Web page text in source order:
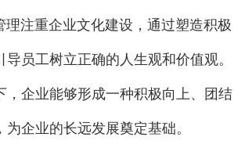
理注重企业文化建设，通过塑造积极
员工树立正确的人生观和价值观。
，企业能够形成一种积极向上、团结
企业的长远发展奠定基础。